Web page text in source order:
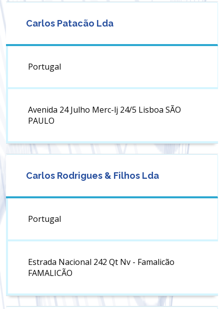
Carlos Patacão Lda
Portugal
Avenida 24 Julho Merc-lj 24/5 Lisboa SÃO
PAULO
Carlos Rodrigues & Filhos Lda
Portugal
Estrada Nacional 242 Qt Nv - Famalicão
FAMALICÃO